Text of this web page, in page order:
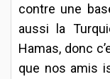
contre une
aussi la
Hamas, donc
que nos amis